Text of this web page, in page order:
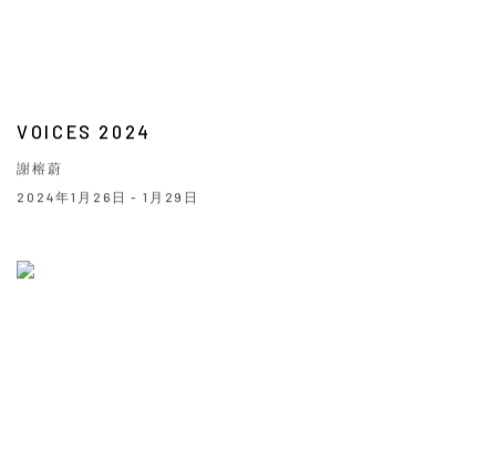
VOICES 2024
謝榕蔚
2024年1月26日 - 1月29日